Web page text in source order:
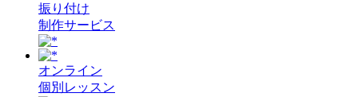
振り付け
制作サービス
オンライン
個別レッスン